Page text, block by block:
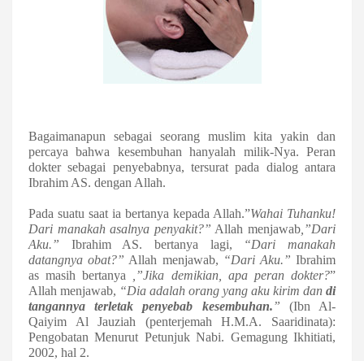
Bagaimanapun sebagai seorang muslim kita yakin dan
percaya bahwa kesembuhan hanyalah milik-Nya. Peran
dokter sebagai penyebabnya, tersurat pada dialog antara
Ibrahim AS. dengan Allah.
Pada suatu saat ia bertanya kepada Allah.”Wahai Tuhanku!
Dari manakah asalnya penyakit?” Allah menjawab ,”Dari
Aku.” Ibrahim AS. bertanya lagi, “Dari manakah
datangnya obat?” Allah menjawab, “Dari Aku.” Ibrahim
as masih bertanya
,”Jika demikian, apa peran dokter?”
Allah menjawab, “Dia adalah orang yang aku kirim dan di
tangannya terletak penyebab kesembuhan.” (Ibn Al-
Qaiyim Al Jauziah (penterjemah H.M.A. Saaridinata):
Pengobatan Menurut Petunjuk Nabi. Gemagung Ikhitiati,
2002, hal 2.